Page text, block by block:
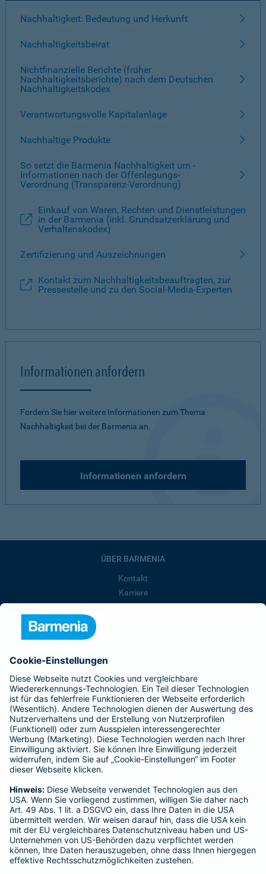
Nachhaltigkeit: Bedeutung und Herkunft
Nachhaltigkeitsbeirat
Nichtfinanzielle Berichte (früher
Nachhaltigkeitsberichte) nach dem Deutschen
Nachhaltigkeitskodex
Verantwortungsvolle Kapitalanlage
Nachhaltige Produkte
So setzt die Barmenia Nachhaltigkeit um -
Informationen nach der Offenlegungs-
Verordnung (Transparenz-Verordnung)
Einkauf von Waren, Rechten und Dienstleistungen
in der Barmenia (inkl. Grundsatzerklärung und
Verhaltenskodex)
Zertifizierung und Auszeichnungen
Kontakt zum Nachhaltigkeitsbeauftragten, zur
Pressestelle und zu den Social-Media-Experten
Informationen anfordern
Fordern Sie hier weitere Informationen zum Thema
Nachhaltigkeit bei der Barmenia an.
Informationen anfordern
ÜBER BARMENIA
Kontakt
Karriere
Barmenia ist Teil der BarmeniaGothaer
BELIEBTE SEITEN
Kranken-Zusatzversicherung
Tierversicherungen
Haftpflichtversicherung
Hausratversicherung
Adresse ändern
Schaden melden
Kilometerstandsmeldung
Serviceübersicht